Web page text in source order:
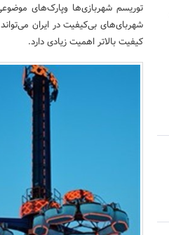
توریسم شهربازی‌ها وپارک‌های
شهربای‌های بی‌کیفیت در ایران
کیفیت بالاتر اهمیت زیادی دارد.